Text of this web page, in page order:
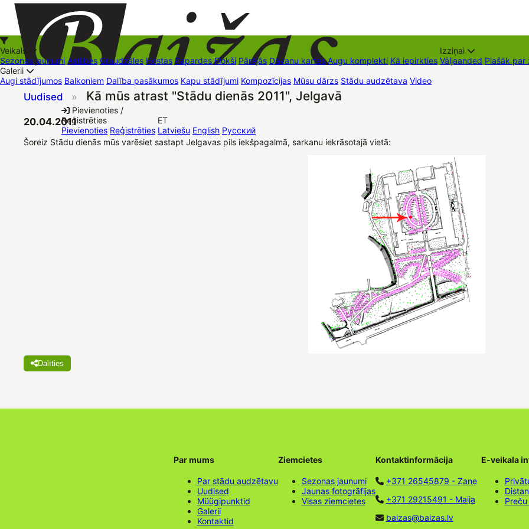
+37126545879 baizas@baizas.lv
Pievienoties /
Reģistrēties
Pievienoties Reģistrēties
ET
Latviešu English Русский
Veikals
Sezonas jaunumi Astilbes Graudzāles Hostas Papardes Flokši Pārējās Dāvanu kartes Augu komplekti Kā iepirkties
Izziņai
Väljaanded Plašāk par
Galerii
Augi stādījumos Balkoniem Dalība pasākumos Kapu stādījumi Kompozīcijas Mūsu dārzs Stādu audzētava Video
Uudised » Kā mūs atrast "Stādu dienās 2011", Jelgavā
20.04.2011
Šoreiz Stādu dienās mūs varēsiet sastapt Jelgavas pils iekšpagalmā, sarkanu iekrāsotajā vietā:
Dalīties
Par mums
Par stādu audzētavu
Uudised
Müügipunktid
Galerii
Kontaktid
Ziemcietes
Sezonas jaunumi
Jaunas fotogrāfijas
Visas ziemcietes
Kontaktinformācija
+371 26545879 - Zane
+371 29215491 - Maija
baizas@baizas.lv
E-veikala